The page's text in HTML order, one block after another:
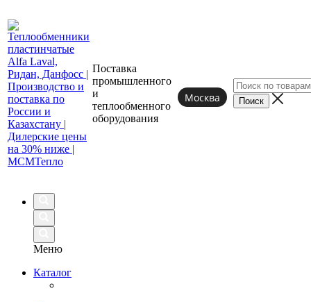
Поставка
промышленного
и
теплообменного
оборудования
Москва
Меню
Каталог